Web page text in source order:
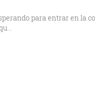
para entrar en la